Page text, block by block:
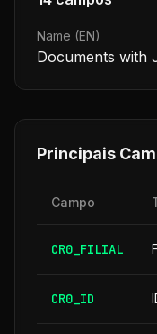
Name (EN)
Documents with
Principais
Campo
CR0_FILIAL
CR0_ID